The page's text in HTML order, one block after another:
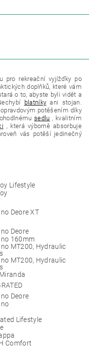
pro rekreační vyjížďky po
doplňků, které vám
o to, abyste byli vidět a
blatníky ani stojan.
potěšením díky
sedlu , kvalitním
, která výborně absorbuje
vás potěší jedinečný
Lifestyle
Deore XT
Deore
160mm
MT200, Hydraulic
MT200, Hydraulic
Deore
Lifestyle
Comfort